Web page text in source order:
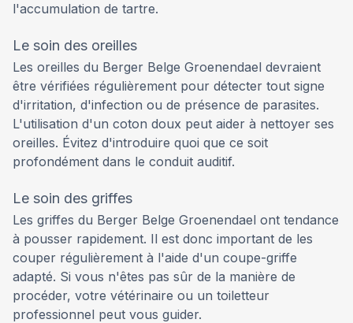
l'accumulation de tartre.
Le soin des oreilles
Les oreilles du Berger Belge Groenendael devraient
être vérifiées régulièrement pour détecter tout signe
d'irritation, d'infection ou de présence de parasites.
L'utilisation d'un coton doux peut aider à nettoyer ses
oreilles. Évitez d'introduire quoi que ce soit
profondément dans le conduit auditif.
Le soin des griffes
Les griffes du Berger Belge Groenendael ont tendance
à pousser rapidement. Il est donc important de les
couper régulièrement à l'aide d'un coupe-griffe
adapté. Si vous n'êtes pas sûr de la manière de
procéder, votre vétérinaire ou un toiletteur
professionnel peut vous guider.